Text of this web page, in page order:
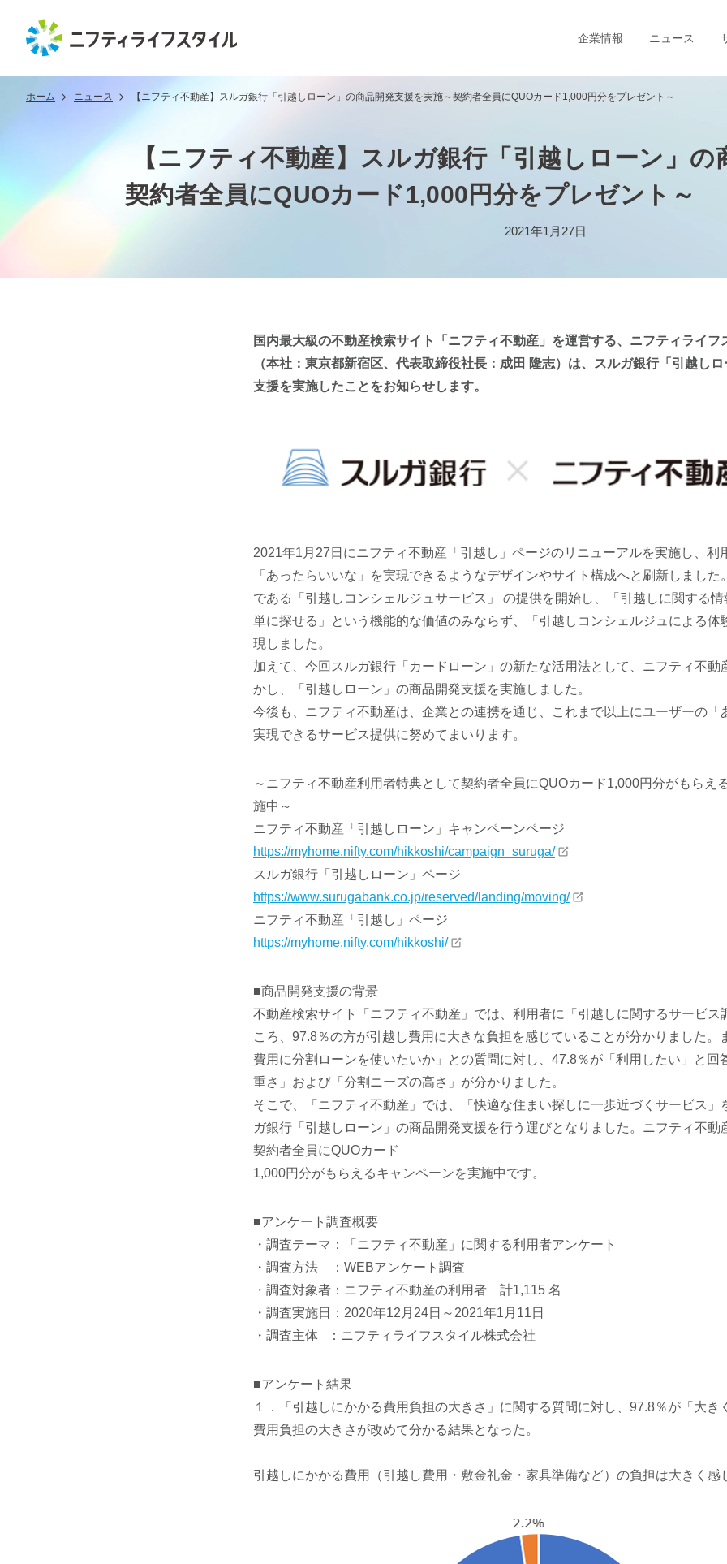
企業情報 ニュース
ホーム ニュース 【ニフティ不動産】スルガ銀行「引越しローン」の商品開発支援を実施～契約者全員にQUOカード1,000円分をプレゼント～
【ニフティ不動産】スルガ銀行「引越しローン」の
契約者全員にQUOカード1,000円分をプレゼント～
2021年1月27日
国内最大級の不動産検索サイト「ニフティ不動産」を運営する、ニフティライフ
（本社：東京都新宿区、代表取締役社長：成田 隆志）は、スルガ銀行「引越し
支援を実施したことをお知らせします。
2021年1月27日にニフティ不動産「引越し」ページのリニューアルを実施し、利
「あったらいいな」を実現できるようなデザインやサイト構成へと刷新しました
である「引越しコンシェルジュサービス」 の提供を開始し、「引越しに関する
単に探せる」という機能的な価値のみならず、「引越しコンシェルジュによる体
現しました。
加えて、今回スルガ銀行「カードローン」の新たな活用法として、ニフティ不動
かし、「引越しローン」の商品開発支援を実施しました。
今後も、ニフティ不動産は、企業との連携を通じ、これまで以上にユーザーの「
実現できるサービス提供に努めてまいります。
～ニフティ不動産利用者特典として契約者全員にQUOカード1,000円分がもらえ
施中～
ニフティ不動産「引越しローン」キャンペーンページ
https://myhome.nifty.com/hikkoshi/campaign_suruga/
スルガ銀行「引越しローン」ページ
https://www.surugabank.co.jp/reserved/landing/moving/
ニフティ不動産「引越し」ページ
https://myhome.nifty.com/hikkoshi/
■商品開発支援の背景
不動産検索サイト「ニフティ不動産」では、利用者に「引越しに関するサービス
ころ、97.8％の方が引越し費用に大きな負担を感じていることが分かりました。
費用に分割ローンを使いたいか」との質問に対し、47.8％が「利用したい」と回
重さ」および「分割ニーズの高さ」が分かりました。
そこで、「ニフティ不動産」では、「快適な住まい探しに一歩近づくサービス」
ガ銀行「引越しローン」の商品開発支援を行う運びとなりました。ニフティ不動
契約者全員にQUOカード
1,000円分がもらえるキャンペーンを実施中です。
■アンケート調査概要
・調査テーマ：「ニフティ不動産」に関する利用者アンケート
・調査方法 ：WEBアンケート調査
・調査対象者：ニフティ不動産の利用者 計1,115 名
・調査実施日：2020年12月24日～2021年1月11日
・調査主体 ：ニフティライフスタイル株式会社
■アンケート結果
１．「引越しにかかる費用負担の大きさ」に関する質問に対し、97.8％が「大き
費用負担の大きさが改めて分かる結果となった。
引越しにかかる費用（引越し費用・敷金礼金・家具準備など）の負担は大きく感